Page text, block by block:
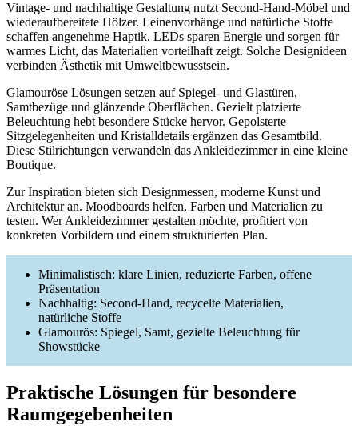
Vintage- und nachhaltige Gestaltung nutzt Second‑Hand‑Möbel und
wiederaufbereitete Hölzer. Leinenvorhänge und natürliche Stoffe
schaffen angenehme Haptik. LEDs sparen Energie und sorgen für
warmes Licht, das Materialien vorteilhaft zeigt. Solche Designideen
verbinden Ästhetik mit Umweltbewusstsein.
Glamouröse Lösungen setzen auf Spiegel- und Glastüren,
Samtbezüge und glänzende Oberflächen. Gezielt platzierte
Beleuchtung hebt besondere Stücke hervor. Gepolsterte
Sitzgelegenheiten und Kristalldetails ergänzen das Gesamtbild.
Diese Stilrichtungen verwandeln das Ankleidezimmer in eine kleine
Boutique.
Zur Inspiration bieten sich Designmessen, moderne Kunst und
Architektur an. Moodboards helfen, Farben und Materialien zu
testen. Wer Ankleidezimmer gestalten möchte, profitiert von
konkreten Vorbildern und einem strukturierten Plan.
Minimalistisch: klare Linien, reduzierte Farben, offene
Präsentation
Nachhaltig: Second‑Hand, recycelte Materialien,
natürliche Stoffe
Glamourös: Spiegel, Samt, gezielte Beleuchtung für
Showstücke
Praktische Lösungen für besondere
Raumgegebenheiten